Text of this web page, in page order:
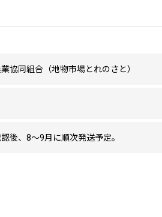
協同組合（地物市場とれのさと）
後、8～9月に順次発送予定。